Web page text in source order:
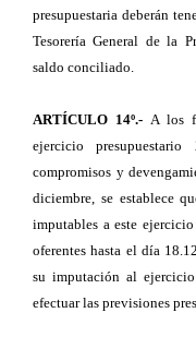
presupuestaria deberán
Tesorería General de la
saldo conciliado.
ARTÍCULO 14º.-A los
ejercicio
compromisos y
diciembre, se establece
imputables a este
oferentes hasta el día
su imputación al
efectuar las previsiones